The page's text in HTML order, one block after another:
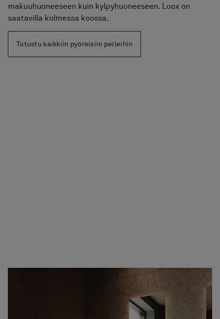
makuuhuoneeseen kuin kylpyhuoneeseen. Loox on
saatavilla kolmessa koossa.
Tutustu kaikkiin pyöreisiin peileihin